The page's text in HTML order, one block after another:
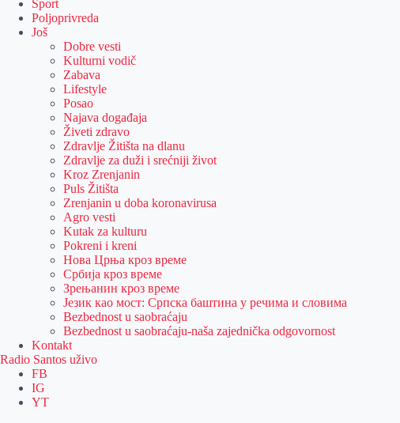
Sport
Poljoprivreda
Još
Dobre vesti
Kulturni vodič
Zabava
Lifestyle
Posao
Najava događaja
Živeti zdravo
Zdravlje Žitišta na dlanu
Zdravlje za duži i srećniji život
Kroz Zrenjanin
Puls Žitišta
Zrenjanin u doba koronavirusa
Agro vesti
Kutak za kulturu
Pokreni i kreni
Нова Црња кроз време
Србија кроз време
Зрењанин кроз време
Језик као мост: Српска баштина у речима и словима
Bezbednost u saobraćaju
Bezbednost u saobraćaju-naša zajednička odgovornost
Kontakt
Radio Santos uživo
FB
IG
YT